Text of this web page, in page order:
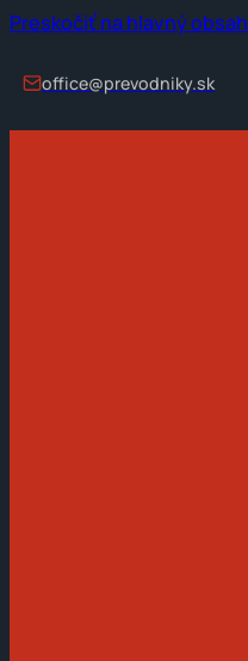
Preskočiť na hlavný obsah
office@prevodniky.sk